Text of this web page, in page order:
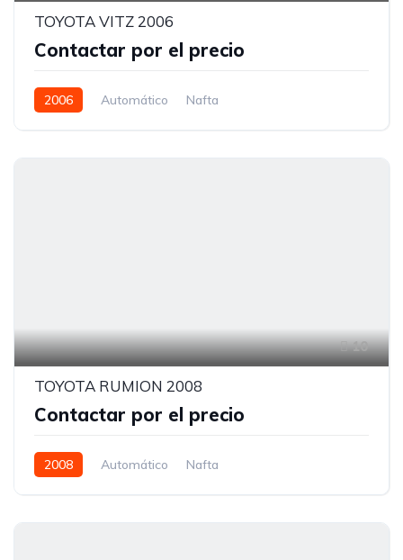
TOYOTA VITZ 2006
Contactar por el precio
2006 Automático Nafta
10
TOYOTA RUMION 2008
Contactar por el precio
2008 Automático Nafta